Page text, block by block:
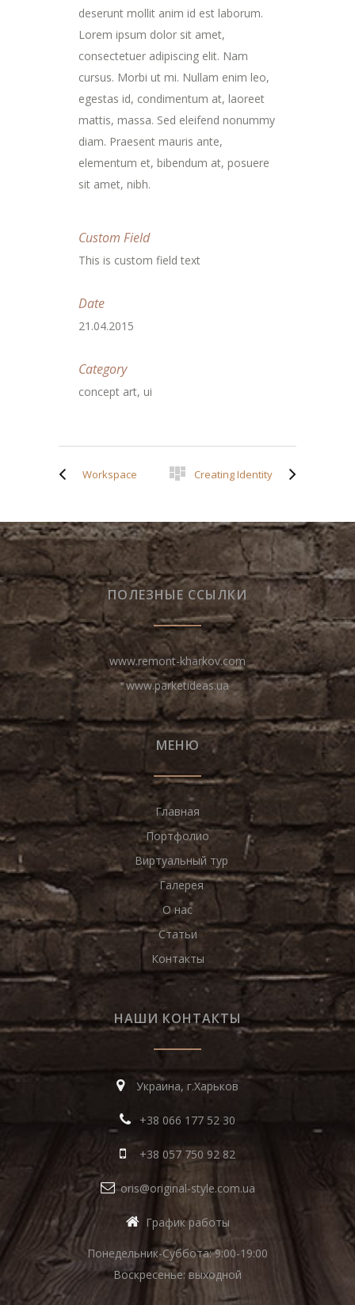
deserunt mollit anim id est laborum.
Lorem ipsum dolor sit amet,
consectetuer adipiscing elit. Nam
cursus. Morbi ut mi. Nullam enim leo,
egestas id, condimentum at, laoreet
mattis, massa. Sed eleifend nonummy
diam. Praesent mauris ante,
elementum et, bibendum at, posuere
sit amet, nibh.
Custom Field
This is custom field text
Date
21.04.2015
Category
concept art, ui
Workspace Creating Identity
ПОЛЕЗНЫЕ ССЫЛКИ
www.remont-kharkov.com
www.parketideas.ua
МЕНЮ
Главная
Портфолио
Виртуальный тур
Галерея
О нас
Статьи
Контакты
НАШИ КОНТАКТЫ
Украина, г.Харьков
+38 066 177 52 30
+38 057 750 92 82
oris@original-style.com.ua
График работы
Понедельник-Суббота: 9:00-19:00
Воскресенье: выходной